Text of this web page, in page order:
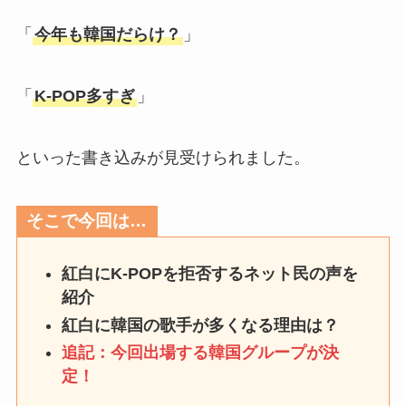
「 今年も韓国だらけ？」
「 K-POP多すぎ」
といった書き込みが見受けられました。
そこで今回は…
紅白にK-POPを拒否するネット民の声を
紹介
紅白に韓国の歌手が多くなる理由は？
追記：今回出場する韓国グループが決
定！